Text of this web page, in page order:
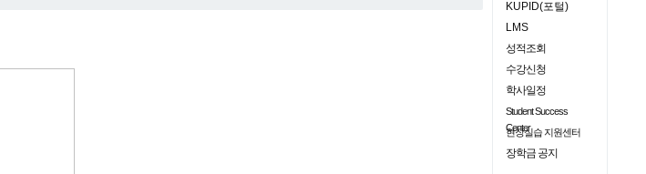
KUPID(포털)
LMS
성적조회
수강신청
학사일정
Student Success
Center
현장실습 지원센터
장학금 공지